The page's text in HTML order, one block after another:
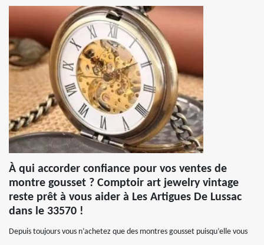
À qui accorder confiance pour vos ventes de
montre gousset ? Comptoir art jewelry vintage
reste prêt à vous aider à Les Artigues De Lussac
dans le 33570 !
Depuis toujours vous n’achetez que des montres gousset puisqu’elle vous